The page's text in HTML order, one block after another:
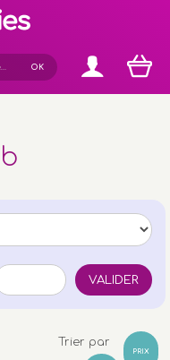
VALIDER
Trier par
PRIX